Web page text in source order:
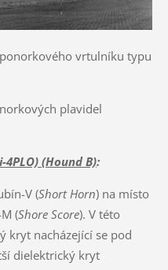
vrtulníku typu
plavidel
(Hound B):
V (Short Horn) na místo
(Shore Score). V této
kryt nacházející se pod
dielektrický kryt